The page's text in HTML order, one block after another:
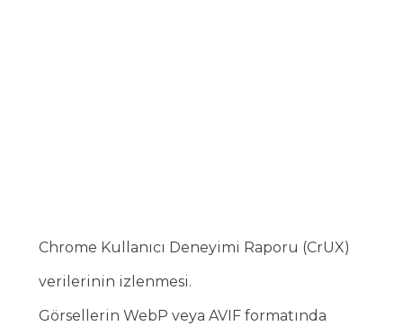
Chrome Kullanıcı Deneyimi Raporu (CrUX)
verilerinin izlenmesi.
Görsellerin WebP veya AVIF formatında